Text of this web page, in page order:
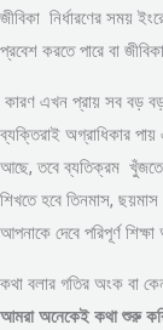
জীবিকা নির্ধারণের সময়
প্রবেশ করতে পারে বা
কারণ এখন প্রায় সব বড় বড়
ব্যক্তিরাই অগ্রাধিকার
আছে, তবে ব্যতিক্রম খুঁজতে
শিখতে হবে তিনমাস,
আপনাকে দেবে পরিপূর্ণ
কথা বলার গতির অংক বা
আমরা অনেকেই কথা শুরু